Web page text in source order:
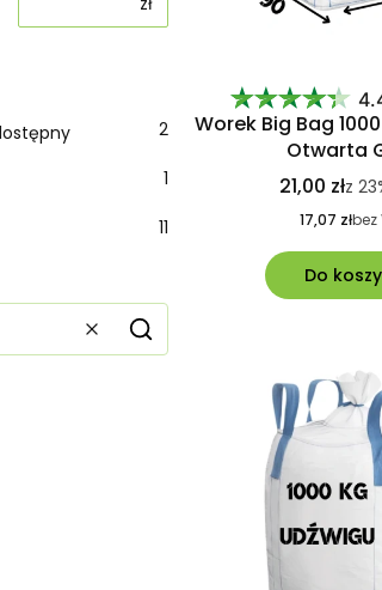
2
1
11
WyczyśćSzukaj
Worek Big Bag
Otwarta
21,00 złz
17,07 złbez
Do